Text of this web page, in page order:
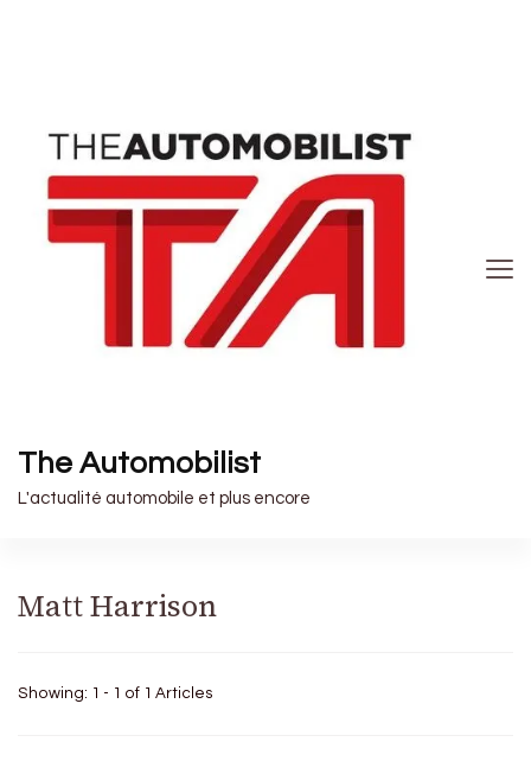
The Automobilist
L'actualité automobile et plus encore
Matt Harrison
Showing: 1 - 1 of 1 Articles